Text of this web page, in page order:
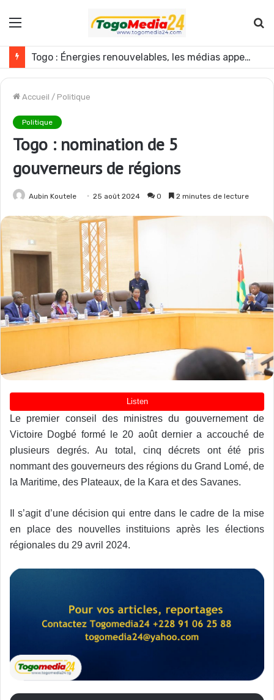
Menu
Mali : l’armée annonce une nouvelle opération contre les GAT près de Dagabory
Accueil / Politique
Politique
Togo : nomination de 5
gouverneurs de régions
Aubin Koutele 25 août 2024 0 2 minutes de lecture
Le premier conseil des ministres du gouvernement de
Victoire Dogbé formé le 20 août dernier a accouché de
plusieurs degrés. Au total, cinq décrets ont été pris
nommant des gouverneurs des régions du Grand Lomé, de
la Maritime, des Plateaux, de la Kara et des Savanes.
Il s’agit d’une décision qui entre dans le cadre de la mise
en place des nouvelles instituions après les élections
régionales du 29 avril 2024.